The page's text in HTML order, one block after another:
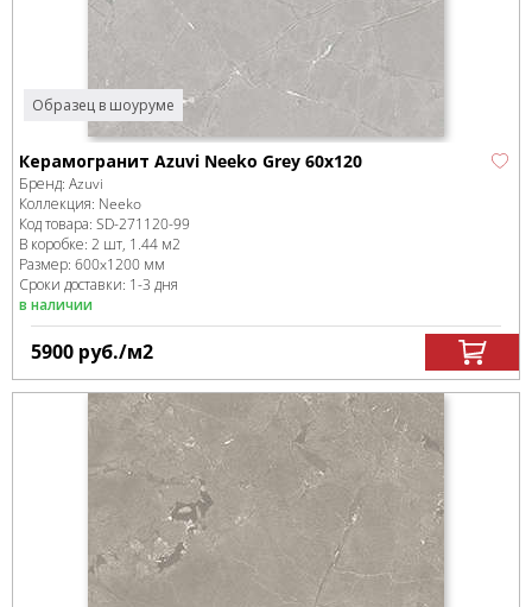
Образец в шоуруме
Керамогранит Azuvi Neeko Grey 60x120
Бренд: Azuvi
Коллекция: Neeko
Код товара: SD-271120-99
В коробке: 2 шт, 1.44 м2
Размер: 600x1200 мм
Сроки доставки: 1-3 дня
в наличии
5900 руб./м2